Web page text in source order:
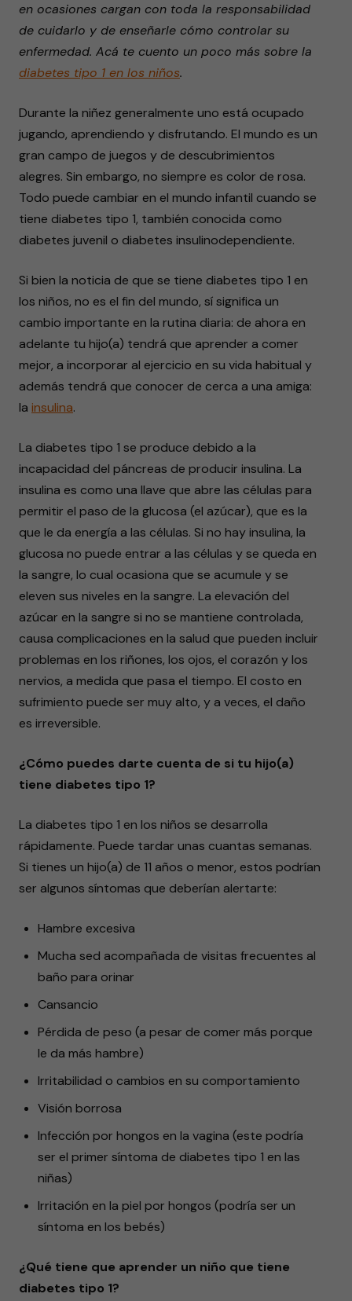
en ocasiones cargan con toda la responsabilidad
de cuidarlo y de enseñarle cómo controlar su
enfermedad. Acá te cuento un poco más sobre la
diabetes tipo 1 en los niños.
Durante la niñez generalmente uno está ocupado
jugando, aprendiendo y disfrutando. El mundo es un
gran campo de juegos y de descubrimientos
alegres. Sin embargo, no siempre es color de rosa.
Todo puede cambiar en el mundo infantil cuando se
tiene diabetes tipo 1, también conocida como
diabetes juvenil o diabetes insulinodependiente.
Si bien la noticia de que se tiene diabetes tipo 1 en
los niños, no es el fin del mundo, sí significa un
cambio importante en la rutina diaria: de ahora en
adelante tu hijo(a) tendrá que aprender a comer
mejor, a incorporar al ejercicio en su vida habitual y
además tendrá que conocer de cerca a una amiga:
la insulina.
La diabetes tipo 1 se produce debido a la
incapacidad del páncreas de producir insulina. La
insulina es como una llave que abre las células para
permitir el paso de la glucosa (el azúcar), que es la
que le da energía a las células. Si no hay insulina, la
glucosa no puede entrar a las células y se queda en
la sangre, lo cual ocasiona que se acumule y se
eleven sus niveles en la sangre. La elevación del
azúcar en la sangre si no se mantiene controlada,
causa complicaciones en la salud que pueden incluir
problemas en los riñones, los ojos, el corazón y los
nervios, a medida que pasa el tiempo. El costo en
sufrimiento puede ser muy alto, y a veces, el daño
es irreversible.
¿Cómo puedes darte cuenta de si tu hijo(a)
tiene diabetes tipo 1?
La diabetes tipo 1 en los niños se desarrolla
rápidamente. Puede tardar unas cuantas semanas.
Si tienes un hijo(a) de 11 años o menor, estos podrían
ser algunos síntomas que deberían alertarte:
Hambre excesiva
Mucha sed acompañada de visitas frecuentes al
baño para orinar
Cansancio
Pérdida de peso (a pesar de comer más porque
le da más hambre)
Irritabilidad o cambios en su comportamiento
Visión borrosa
Infección por hongos en la vagina (este podría
ser el primer síntoma de diabetes tipo 1 en las
niñas)
Irritación en la piel por hongos (podría ser un
síntoma en los bebés)
¿Qué tiene que aprender un niño que tiene
diabetes tipo 1?